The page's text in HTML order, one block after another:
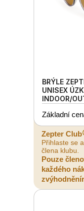
BRÝLE
UNISEX
INDOOR/
Základní
Zepter Club
Přihlaste se
člena klubu.
Pouze
každého